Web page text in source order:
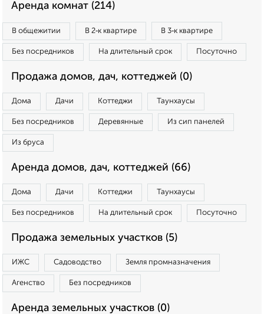
Аренда комнат (214)
В общежитии В 2‑к квартире В 3‑к квартире
Без посредников На длительный срок Посуточно
Продажа домов, дач, коттеджей (0)
Дома Дачи Коттеджи Таунхаусы
Без посредников Деревянные Из сип панелей
Из бруса
Аренда домов, дач, коттеджей (66)
Дома Дачи Коттеджи Таунхаусы
Без посредников На длительный срок Посуточно
Продажа земельных участков (5)
ИЖС Садоводство Земля промназначения
Агенство Без посредников
Аренда земельных участков (0)